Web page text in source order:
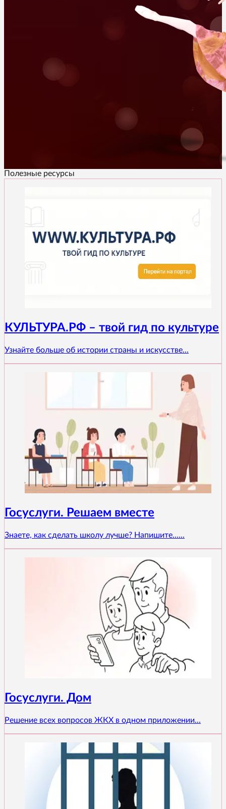
Полезные ресурсы
КУЛЬТУРА.РФ – твой гид по культуре
Узнайте больше об истории страны и искусстве...
Госуслуги. Решаем вместе
Знаете, как сделать школу лучше? Напишите......
Госуслуги. Дом
Решение всех вопросов ЖКХ в одном приложении...